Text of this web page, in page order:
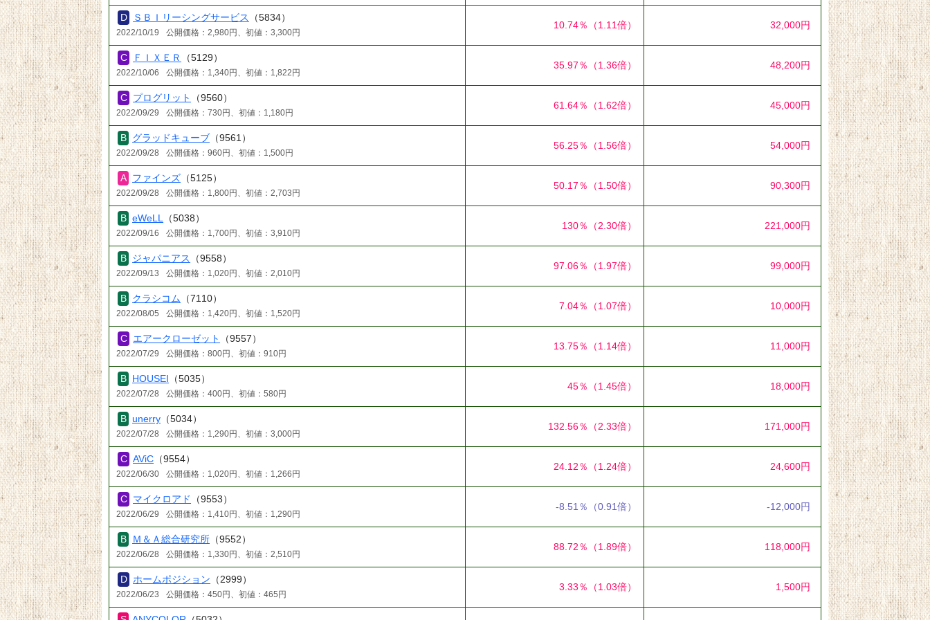
ＳＢＩリーシングサービス （5834）
2022/10/19 公開価格：2,980円、初値：3,300円
10.74％ （1.11倍） 32,000円
ＦＩＸＥＲ （5129）
2022/10/06 公開価格：1,340円、初値：1,822円
35.97％ （1.36倍） 48,200円
プログリット （9560）
2022/09/29 公開価格：730円、初値：1,180円
61.64％ （1.62倍） 45,000円
グラッドキューブ （9561）
2022/09/28 公開価格：960円、初値：1,500円
56.25％ （1.56倍） 54,000円
ファインズ （5125）
2022/09/28 公開価格：1,800円、初値：2,703円
50.17％ （1.50倍） 90,300円
eWeLL （5038）
2022/09/16 公開価格：1,700円、初値：3,910円
130％ （2.30倍） 221,000円
ジャパニアス （9558）
2022/09/13 公開価格：1,020円、初値：2,010円
97.06％ （1.97倍） 99,000円
クラシコム （7110）
2022/08/05 公開価格：1,420円、初値：1,520円
7.04％ （1.07倍） 10,000円
エアークローゼット （9557）
2022/07/29 公開価格：800円、初値：910円
13.75％ （1.14倍） 11,000円
HOUSEI （5035）
2022/07/28 公開価格：400円、初値：580円
45％ （1.45倍） 18,000円
unerry （5034）
2022/07/28 公開価格：1,290円、初値：3,000円
132.56％ （2.33倍） 171,000円
AViC （9554）
2022/06/30 公開価格：1,020円、初値：1,266円
24.12％ （1.24倍） 24,600円
マイクロアド （9553）
2022/06/29 公開価格：1,410円、初値：1,290円
-8.51％ （0.91倍） -12,000円
Ｍ＆Ａ総合研究所 （9552）
2022/06/28 公開価格：1,330円、初値：2,510円
88.72％ （1.89倍） 118,000円
ホームポジション （2999）
2022/06/23 公開価格：450円、初値：465円
3.33％ （1.03倍） 1,500円